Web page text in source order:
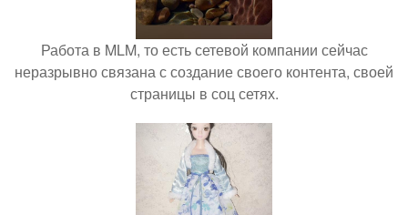
Работа в MLM, то есть сетевой компании сейчас
неразрывно связана с создание своего контента, своей
страницы в соц сетях.